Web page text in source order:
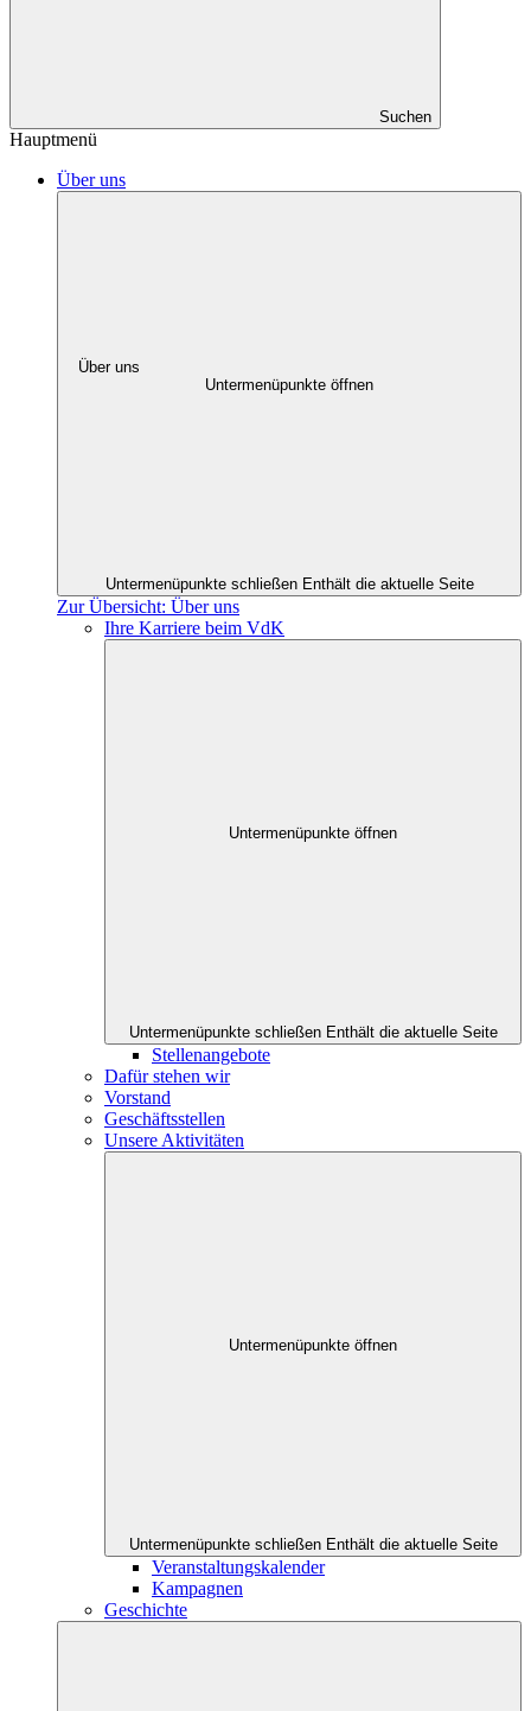
Suchen
Hauptmenü
Über uns
Über uns
Untermenüpunkte öffnen
Untermenüpunkte schließen Enthält die aktuelle Seite
Zur Übersicht: Über uns
Ihre Karriere beim VdK
Untermenüpunkte öffnen
Untermenüpunkte schließen Enthält die aktuelle Seite
Stellenangebote
Dafür stehen wir
Vorstand
Geschäftsstellen
Unsere Aktivitäten
Untermenüpunkte öffnen
Untermenüpunkte schließen Enthält die aktuelle Seite
Veranstaltungskalender
Kampagnen
Geschichte